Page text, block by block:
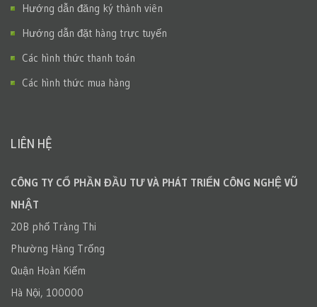
Hướng dẫn đăng ký thành viên
Hướng dẫn đặt hàng trực tuyến
Các hình thức thanh toán
Các hình thức mua hàng
LIÊN HỆ
CÔNG TY CỔ PHẦN ĐẦU TƯ VÀ PHÁT TRIỂN CÔNG NGHỆ VŨ
NHẬT
20B phố Tràng Thi
Phường Hàng Trống
Quận Hoàn Kiếm
Hà Nội, 100000